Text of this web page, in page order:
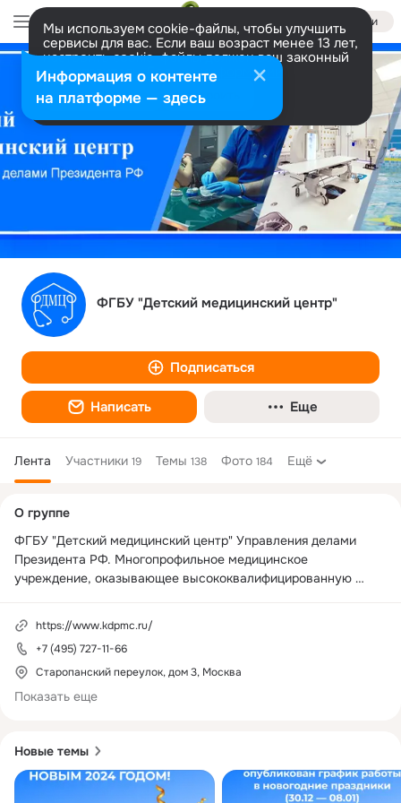
Войти
Мы используем cookie-файлы, чтобы улучшить
сервисы для вас. Если ваш возраст менее 13 лет,
настроить cookie-файлы должен ваш законный
представитель. Больше информации
Разрешить все Настроить
ФГБУ "Детский медицинский центр"
Подписаться
Написать Еще
Лента Участники 19 Темы 138 Фото 184 Ещё
Новые темы
колонка
О группе
ФГБУ "Детский медицинский центр" Управления делами
Президента РФ. Многопрофильное медицинское
учреждение, оказывающее высококвалифицированную
своей 40-летней истории славится высоким
профессионализмом врачей и их трепетным отношением к
каждому пациенту. В Детском медицинском центре
применяются самые передовые технологии и современное
оборудование, позволяющие проводить комплексную
специальностей – педиатр, детский хирург, дерматолог,
невролог, оториноларинголог, гинеколог, гастроэнтеролог,
детский кардиолог, нефролог и многие другие.
https://www.kdpmc.ru/
+7 (495) 727-11-66
Старопанский переулок, дом 3, Москва
Показать еще
Информация о контенте
на платформе — здесь